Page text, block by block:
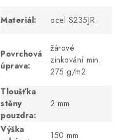
Materiál: ocel S235JR
Povrchová
úprava:
žárové
zinkování min.
275 g/m2
Tloušťka
stěny
pouzdra:
2 mm
Výška
150 mm